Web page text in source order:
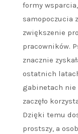
formy
samopoczucia
zwiększenie
pracowników.
znacznie
ostatnich
gabinetach nie
zaczęło
Dzięki temu
prostszy, a